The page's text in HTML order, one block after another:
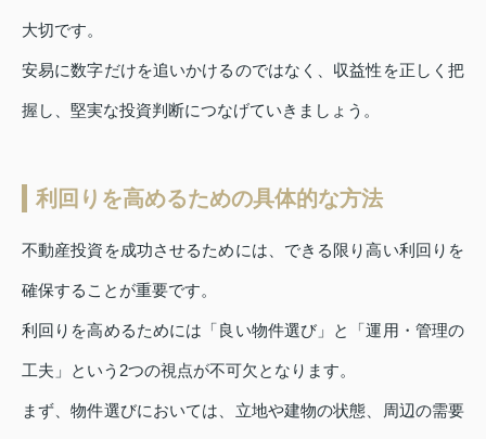
大切です。
安易に数字だけを追いかけるのではなく、収益性を正しく把
握し、堅実な投資判断につなげていきましょう。
利回りを高めるための具体的な方法
不動産投資を成功させるためには、できる限り高い利回りを
確保することが重要です。
利回りを高めるためには「良い物件選び」と「運用・管理の
工夫」という2つの視点が不可欠となります。
まず、物件選びにおいては、立地や建物の状態、周辺の需要